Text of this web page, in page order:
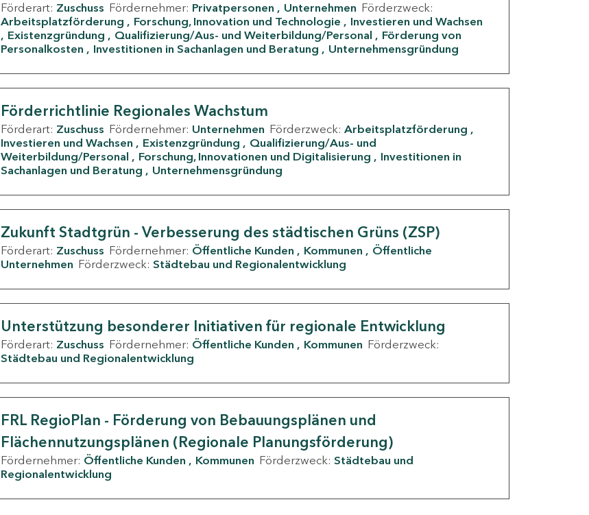
Förderart: Zuschuss Fördernehmer: Privatpersonen Unternehmen Förderzweck:
Arbeitsplatzförderung
Forschung, Innovation und Technologie
Investieren und Wachsen
Existenzgründung
Qualifizierung/Aus- und Weiterbildung/Personal
Förderung von
Personalkosten
Investitionen in Sachanlagen und Beratung Unternehmensgründung
Förderrichtlinie Regionales Wachstum
Förderart: Zuschuss Fördernehmer: Unternehmen Förderzweck: Arbeitsplatzförderung
Investieren und Wachsen
Existenzgründung
Qualifizierung/Aus- und
Weiterbildung/Personal
Forschung, Innovationen und Digitalisierung
Investitionen in
Sachanlagen und Beratung
Unternehmensgründung
Zukunft Stadtgrün - Verbesserung des städtischen Grüns (ZSP)
Förderart: Zuschuss Fördernehmer: Öffentliche Kunden Kommunen
Öffentliche
Unternehmen Förderzweck: Städtebau und Regionalentwicklung
Unterstützung besonderer Initiativen für regionale Entwicklung
Förderart: Zuschuss Fördernehmer: Öffentliche Kunden Kommunen Förderzweck:
Städtebau und Regionalentwicklung
FRL RegioPlan - Förderung von Bebauungsplänen und
Flächennutzungsplänen (Regionale Planungsförderung)
Fördernehmer: Öffentliche Kunden Kommunen Förderzweck: Städtebau und
Regionalentwicklung